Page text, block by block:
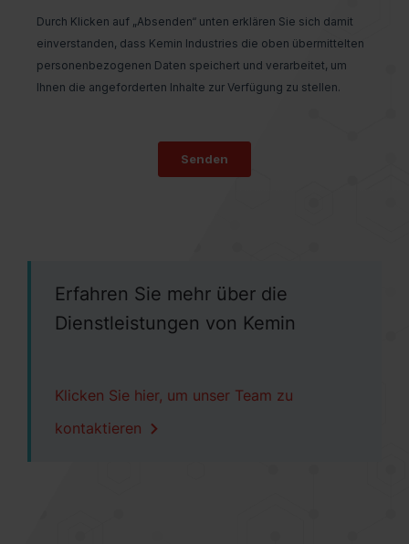
Erfahren Sie mehr über die
Dienstleistungen von Kemin
Klicken Sie hier, um unser Team zu
kontaktieren